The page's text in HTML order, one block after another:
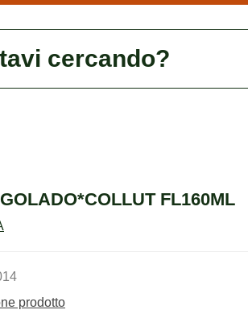
cercando?
FL160ML
prodotto